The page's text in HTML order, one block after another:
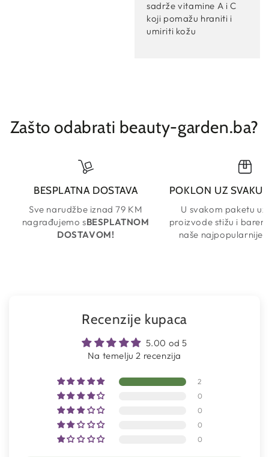
sadrže vitamine A i C
koji pomažu hraniti i
umiriti kožu
Zašto odabrati beauty-garden.ba?
BESPLATNA DOSTAVA
Sve narudžbe iznad 79 KM
nagrađujemo sBESPLATNOM
DOSTAVOM!
POKLON UZ SVAKU
U svakom paketu
proizvode stižu i
naše najpopularnije
Recenzije kupaca
5.00 od 5
Na temelju 2 recenzija
2
0
0
0
0